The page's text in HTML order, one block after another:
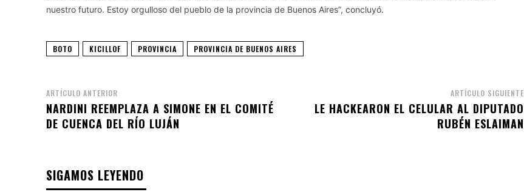
nuestro futuro. Estoy orgulloso del pueblo de la provincia de Buenos Aires”, concluyó.
BOTO KICILLOF PROVINCIA PROVINCIA DE BUENOS AIRES
ARTÍCULO ANTERIOR
NARDINI REEMPLAZA A SIMONE EN EL COMITÉ
DE CUENCA DEL RÍO LUJÁN
ARTÍCULO SIGUIENTE
LE HACKEARON EL CELULAR AL DIPUTADO
RUBÉN ESLAIMAN
SIGAMOS LEYENDO